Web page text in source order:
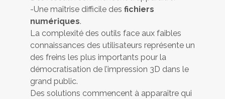
-Une maîtrise difficile des fichiers
numériques.
La complexité des outils face aux faibles
connaissances des utilisateurs représente un
des freins les plus importants pour la
démocratisation de l’impression 3D dans le
grand public.
Des solutions commencent à apparaître qui